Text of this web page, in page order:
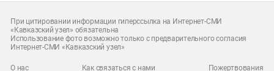
При цитировании информации гиперссылка на Интернет-СМИ
«Кавказский узел» обязательна
Использование фото возможно только с предварительного согласия
Интернет-СМИ «Кавказский узел»
О нас Как связаться с нами Пожертвования